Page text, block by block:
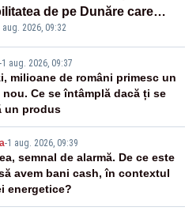
de pe Dunăre care
Centrala Cernavodă era
de pe vremea lui Ceaușescu
aug. 2026, 09:32
-1 aug. 2026, 09:37
milioane de români primesc un
nou. Ce se întâmplă dacă ți se
un produs
-1 aug. 2026, 09:39
semnal de alarmă. De ce este
avem bani cash, în contextul
energetice?